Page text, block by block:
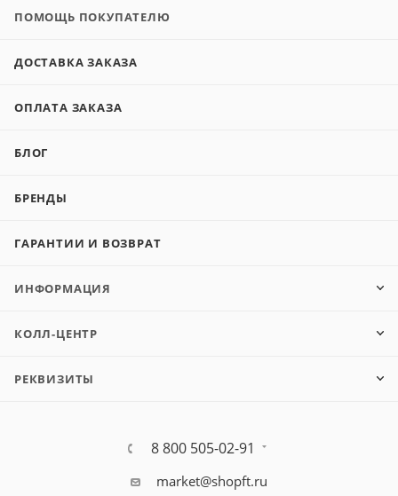
ПОМОЩЬ ПОКУПАТЕЛЮ
ДОСТАВКА ЗАКАЗА
ОПЛАТА ЗАКАЗА
БЛОГ
БРЕНДЫ
ГАРАНТИИ И ВОЗВРАТ
ИНФОРМАЦИЯ
КОЛЛ-ЦЕНТР
РЕКВИЗИТЫ
8 800 505-02-91
market@shopft.ru